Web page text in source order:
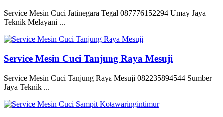
Service Mesin Cuci Jatinegara Tegal 087776152294 Umay Jaya
Teknik Melayani ...
Service Mesin Cuci Tanjung Raya Mesuji
Service Mesin Cuci Tanjung Raya Mesuji 082235894544 Sumber
Jaya Teknik ...